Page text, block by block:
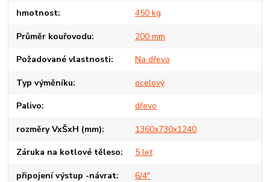
hmotnost 450 kg
Průměr kouřovodu 200 mm
Požadované vlastnosti Na dřevo
Typ výměníku ocelový
Palivo dřevo
rozměry VxŠxH (mm) 1360x730x1240
Záruka na kotlové těleso 5 let
připojení výstup -návrat 6/4"